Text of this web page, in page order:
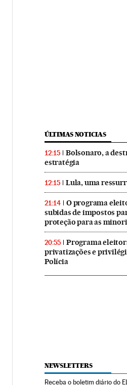
ÚLTIMAS NOTICIAS
12:15
Bolsonaro, a
estratégia
12:15 Lula, uma
21:14
O programa
subidas de impostos
proteção para as
20:55
Programa
privatizações e
Polícia
NEWSLETTERS
Receba o boletim diário do